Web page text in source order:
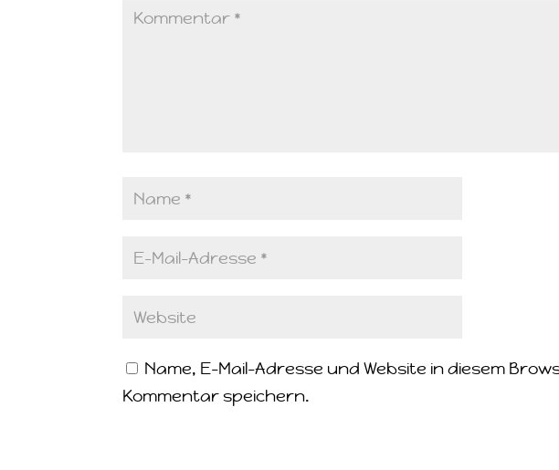
Name, E-Mail-Adresse und Website in diesem
Kommentar speichern.